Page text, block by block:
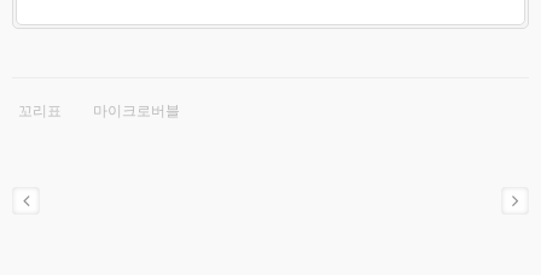
꼬리표 마이크로버블